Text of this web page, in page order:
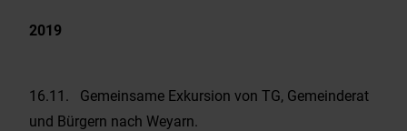
2019
16.11. Gemeinsame Exkursion von TG, Gemeinderat
und Bürgern nach Weyarn.